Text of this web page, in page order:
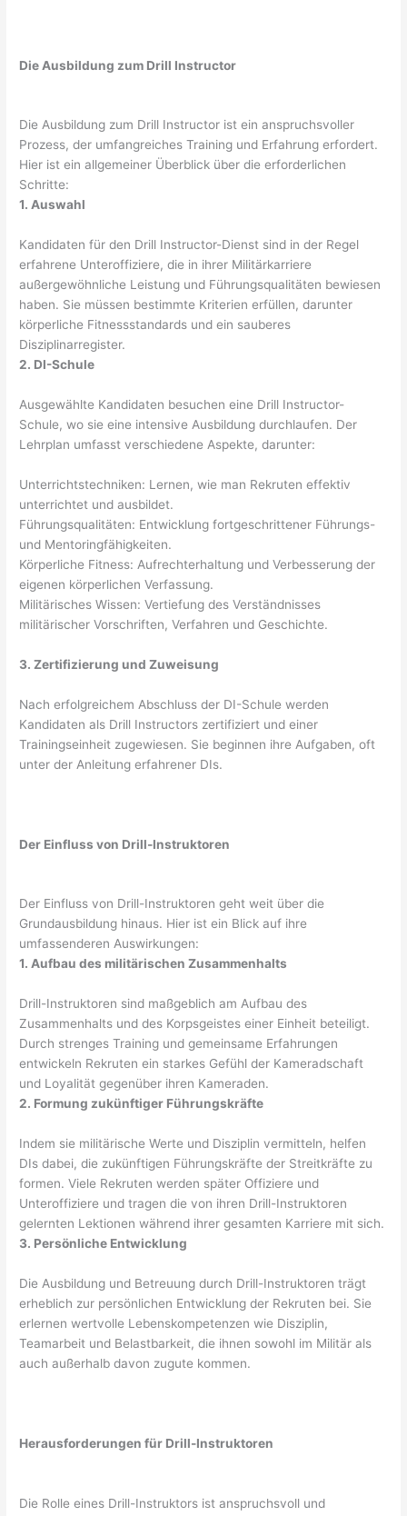
Die Ausbildung zum Drill Instructor
Die Ausbildung zum Drill Instructor ist ein anspruchsvoller
Prozess, der umfangreiches Training und Erfahrung erfordert.
Hier ist ein allgemeiner Überblick über die erforderlichen
Schritte:
1. Auswahl
Kandidaten für den Drill Instructor-Dienst sind in der Regel
erfahrene Unteroffiziere, die in ihrer Militärkarriere
außergewöhnliche Leistung und Führungsqualitäten bewiesen
haben. Sie müssen bestimmte Kriterien erfüllen, darunter
körperliche Fitnessstandards und ein sauberes
Disziplinarregister.
2. DI-Schule
Ausgewählte Kandidaten besuchen eine Drill Instructor-
Schule, wo sie eine intensive Ausbildung durchlaufen. Der
Lehrplan umfasst verschiedene Aspekte, darunter:
Unterrichtstechniken: Lernen, wie man Rekruten effektiv
unterrichtet und ausbildet.
Führungsqualitäten: Entwicklung fortgeschrittener Führungs-
und Mentoringfähigkeiten.
Körperliche Fitness: Aufrechterhaltung und Verbesserung der
eigenen körperlichen Verfassung.
Militärisches Wissen: Vertiefung des Verständnisses
militärischer Vorschriften, Verfahren und Geschichte.
3. Zertifizierung und Zuweisung
Nach erfolgreichem Abschluss der DI-Schule werden
Kandidaten als Drill Instructors zertifiziert und einer
Trainingseinheit zugewiesen. Sie beginnen ihre Aufgaben, oft
unter der Anleitung erfahrener DIs.
Der Einfluss von Drill-Instruktoren
Der Einfluss von Drill-Instruktoren geht weit über die
Grundausbildung hinaus. Hier ist ein Blick auf ihre
umfassenderen Auswirkungen:
1. Aufbau des militärischen Zusammenhalts
Drill-Instruktoren sind maßgeblich am Aufbau des
Zusammenhalts und des Korpsgeistes einer Einheit beteiligt.
Durch strenges Training und gemeinsame Erfahrungen
entwickeln Rekruten ein starkes Gefühl der Kameradschaft
und Loyalität gegenüber ihren Kameraden.
2. Formung zukünftiger Führungskräfte
Indem sie militärische Werte und Disziplin vermitteln, helfen
DIs dabei, die zukünftigen Führungskräfte der Streitkräfte zu
formen. Viele Rekruten werden später Offiziere und
Unteroffiziere und tragen die von ihren Drill-Instruktoren
gelernten Lektionen während ihrer gesamten Karriere mit sich.
3. Persönliche Entwicklung
Die Ausbildung und Betreuung durch Drill-Instruktoren trägt
erheblich zur persönlichen Entwicklung der Rekruten bei. Sie
erlernen wertvolle Lebenskompetenzen wie Disziplin,
Teamarbeit und Belastbarkeit, die ihnen sowohl im Militär als
auch außerhalb davon zugute kommen.
Herausforderungen für Drill-Instruktoren
Die Rolle eines Drill-Instruktors ist anspruchsvoll und